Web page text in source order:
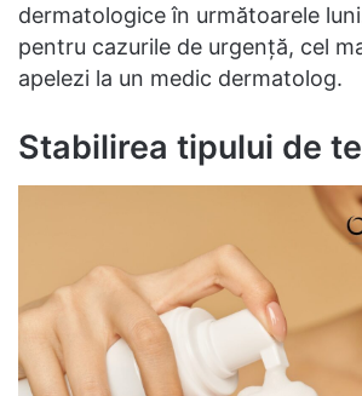
dermatologice în următoarele
pentru cazurile de urgență, cel
apelezi la un medic dermatolog.
Stabilirea tipului de